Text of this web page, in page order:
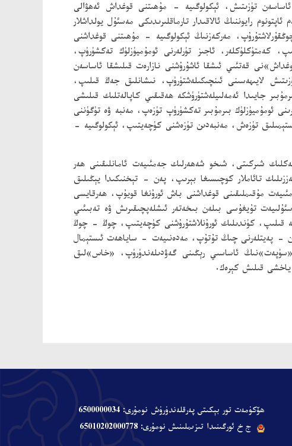
ئاساسەن تۈزىتىش، ئېكولوگىيە - مۇھىتنى قوغداش ئەھۋالى
رايوننىڭ ئالاقىدار تارماقلىرىدىكى مەسئۇل يولداشلار
مەركەزنىڭ ئېكولوگىيە - مۇھىتنى قوغداشنى
كەمتۈكلۈكلەر، ئاجىز تۈرلەرنى ئومۇميۈزلۈك تەكشۈرۈپ،
قەتئىي ئىشقا ئاشۇرۇشنى نازارەت قىلىشقا ئاساسەن
لايىھەسىنى ئىنچىكىلەشتۈرۈپ، نىشانلىق جەڭ قىلىپ،
جايىدا ئەمەلىيلەشتۈرۈشكە ھەقىقىي كاپالەتلىك قىلىشى
ئومۇميۈزلۈك بىرمۇبىر تەكشۈرۈپ تۈزەپ، مەنبە ۋە تۈگۈننى
تۈزەش، مەنبەدىن تۈزەشنى كۈچەيتىپ، ئېكولوگىيە -
شىركىتى، شىخو شەھەرلىك جەمئىيەت ئامانلىقىنى ھەر
تائاملار كوچىسىغا بېرىپ، پەن - تېخنىكىدا يېڭىلىق
مۇقىملىقىنى قوغداشنى باش ئورۇنغا قويۇپ، ھەرقايسى
تۇيغۇسى بىلەن بىخەتەر ئىشلەپچىقىرىش ۋە تەبىئىي
قىلىپ، كۈندىلىك ئورۇنلاشتۇرۇشنى كۈچەيتىپ، چوڭ - چوڭ
- پەيتلەرنى چىڭ تۇتۇپ، مەدەنىيەت - ساياھەت ئىستېمال
«سۈپەت»نىڭ ئاساسىي رېڭىنى گەۋدىلەندۈرۈپ، «خاس»لىق
ياخشى قىلىش كېرەك.
ھۆكۈمەت تور بېكىتى پەرقلەندۈرۈش نومۇرى: 6500000034
ج خ ئورگىنىدا تىزىملىنىش نومۇرى: 65010202000778